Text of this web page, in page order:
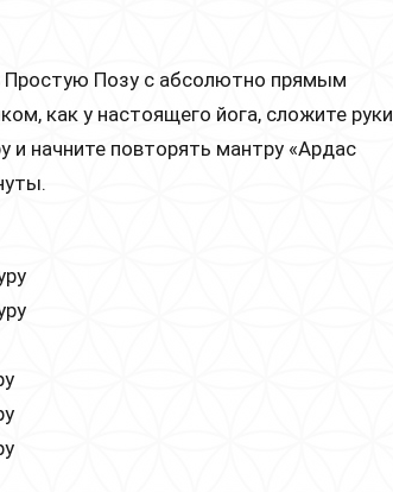
Простую Позу с абсолютно прямым
как у настоящего йога, сложите руки
и начните повторять мантру «Ардас